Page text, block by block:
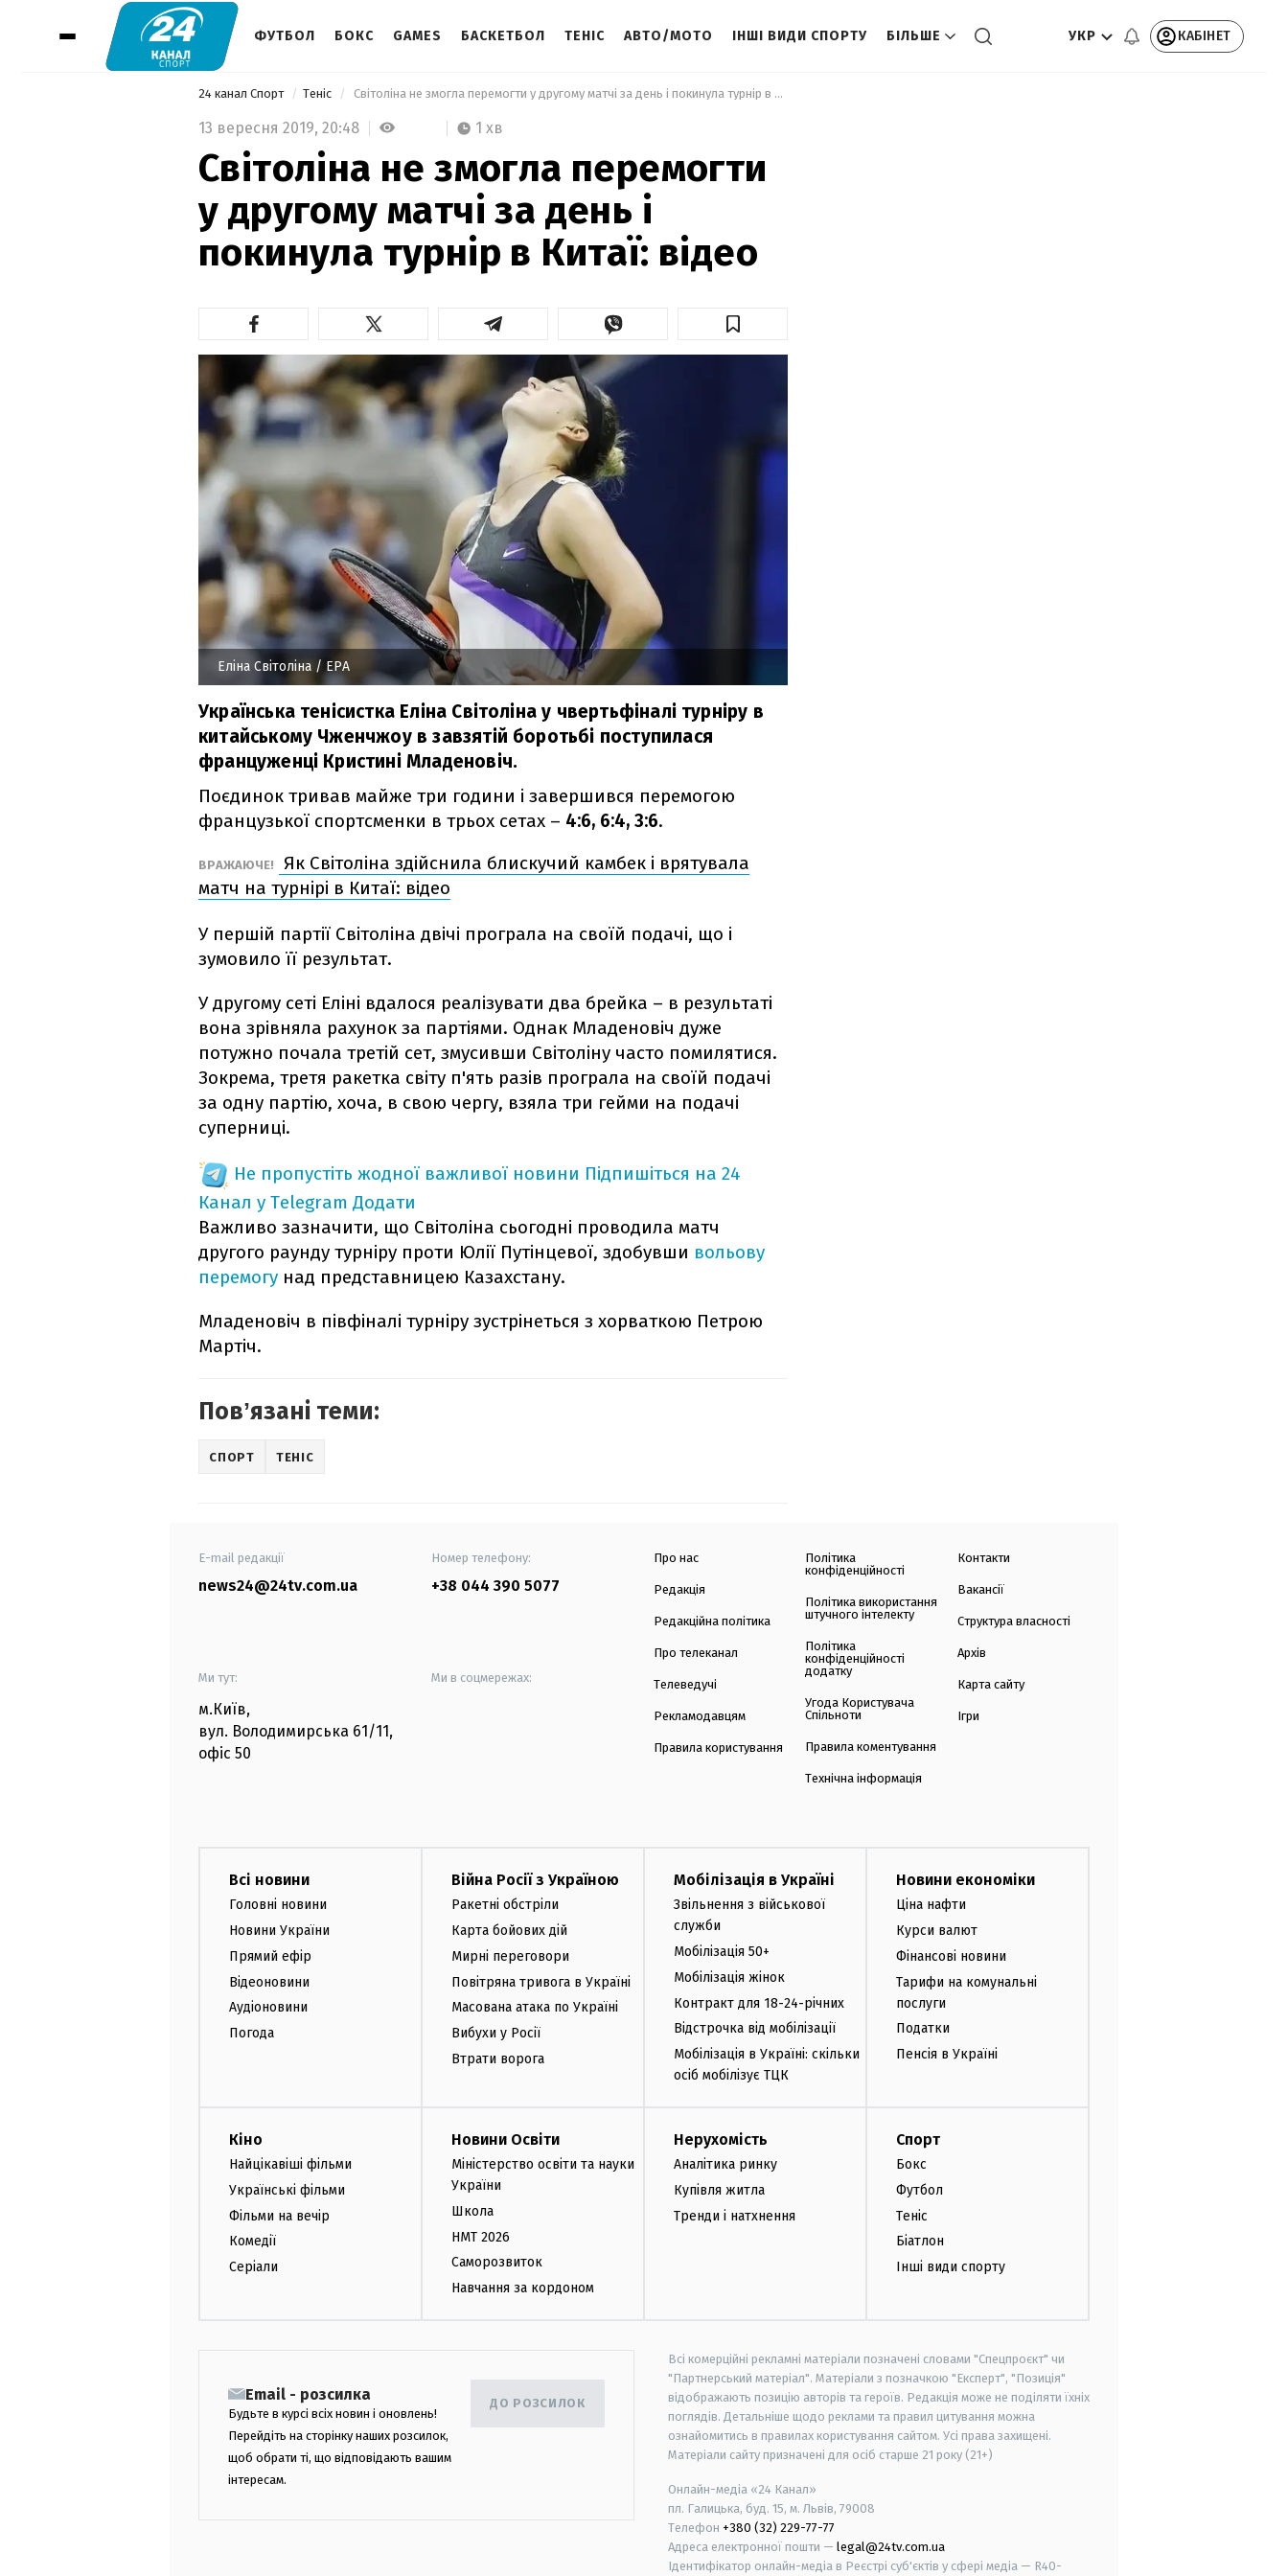
ФУТБОЛ БОКС GAMES БАСКЕТБОЛ ТЕНІС АВТО/МОТО ІНШІ ВИДИ СПОРТУ БІЛЬШЕ УКР КАБІНЕТ
24 канал Спорт Теніс Світоліна не змогла перемогти у другому матчі за день і покинула турнір в Китаї: відео
13 вересня 2019, 20:48 1 хв
Світоліна не змогла перемогти
у другому матчі за день і
покинула турнір в Китаї: відео
Еліна Світоліна / ЕРА
Українська тенісистка Еліна Світоліна у чвертьфіналі турніру в
китайському Чженчжоу в завзятій боротьбі поступилася
француженці Кристині Младеновіч.
Поєдинок тривав майже три години і завершився перемогою
французької спортсменки в трьох сетах – 4:6, 6:4, 3:6.
ВРАЖАЮЧЕ!
Як Світоліна здійснила блискучий камбек і врятувала
матч на турнірі в Китаї: відео
У першій партії Світоліна двічі програла на своїй подачі, що і
зумовило її результат.
У другому сеті Еліні вдалося реалізувати два брейка – в результаті
вона зрівняла рахунок за партіями. Однак Младеновіч дуже
потужно почала третій сет, змусивши Світоліну часто помилятися.
Зокрема, третя ракетка світу п'ять разів програла на своїй подачі
за одну партію, хоча, в свою чергу, взяла три гейми на подачі
суперниці.
Не пропустіть жодної важливої новини Підпишіться на 24
Канал у Telegram Додати
Важливо зазначити, що Світоліна сьогодні проводила матч
другого раунду турніру проти Юлії Путінцевої, здобувши вольову
перемогу над представницею Казахстану.
Младеновіч в півфіналі турніру зустрінеться з хорваткою Петрою
Мартіч.
Повʼязані теми:
СПОРТ ТЕНІС
E-mail редакції
news24@24tv.com.ua
Номер телефону:
+38 044 390 5077
Ми тут:
м.Київ,
вул. Володимирська 61/11,
офіс 50
Ми в соцмережах:
Про нас
Редакція
Редакційна політика
Про телеканал
Телеведучі
Рекламодавцям
Правила користування
Політика
конфіденційності
Політика використання
штучного інтелекту
Політика
конфіденційності
додатку
Угода Користувача
Спільноти
Правила коментування
Технічна інформація
Контакти
Вакансії
Структура власності
Архів
Карта сайту
Ігри
Всі новини
Головні новини
Новини України
Прямий ефір
Відеоновини
Аудіоновини
Погода
Війна Росії з Україною
Ракетні обстріли
Карта бойових дій
Мирні переговори
Повітряна тривога в Україні
Масована атака по Україні
Вибухи у Росії
Втрати ворога
Мобілізація в Україні
Звільнення з військової
служби
Мобілізація 50+
Мобілізація жінок
Контракт для 18-24-річних
Відстрочка від мобілізації
Мобілізація в Україні: скільки
осіб мобілізує ТЦК
Новини економіки
Ціна нафти
Курси валют
Фінансові новини
Тарифи на комунальні
послуги
Податки
Пенсія в Україні
Кіно
Найцікавіші фільми
Українські фільми
Фільми на вечір
Комедії
Серіали
Новини Освіти
Міністерство освіти та науки
України
Школа
НМТ 2026
Саморозвиток
Навчання за кордоном
Нерухомість
Аналітика ринку
Купівля житла
Тренди і натхнення
Спорт
Бокс
Футбол
Теніс
Біатлон
Інші види спорту
Email - розсилка
Будьте в курсі всіх новин і оновлень!
Перейдіть на сторінку наших розсилок,
щоб обрати ті, що відповідають вашим
інтересам.
ДО РОЗСИЛОК
Всі комерційні рекламні матеріали позначені словами "Спецпроєкт" чи
"Партнерський матеріал". Матеріали з позначкою "Експерт", "Позиція"
відображають позицію авторів та героїв. Редакція може не поділяти їхніх
поглядів. Детальніше щодо реклами та правил цитування можна
ознайомитись в правилах користування сайтом. Усі права захищені.
Матеріали сайту призначені для осіб старше 21 року (21+)
Онлайн-медіа «24 Канал»
пл. Галицька, буд. 15, м. Львів, 79008
Телефон +380 (32) 229-77-77
Адреса електронної пошти — legal@24tv.com.ua
Ідентифікатор онлайн-медіа в Реєстрі суб'єктів у сфері медіа — R40-